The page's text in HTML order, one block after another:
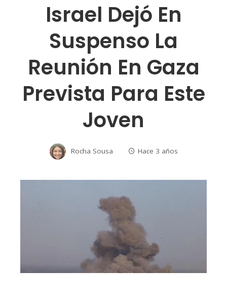
Israel Dejó En
Suspenso La
Reunión En Gaza
Prevista Para Este
Joven
Rocha Sousa Hace 3 años